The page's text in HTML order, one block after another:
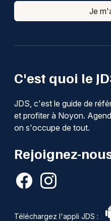
C'est quoi le
JDS, c'est le guide de
et profiter à Noyon.
on s'occupe de tout.
Rejoignez-
Téléchargez l'appli JDS :
Je